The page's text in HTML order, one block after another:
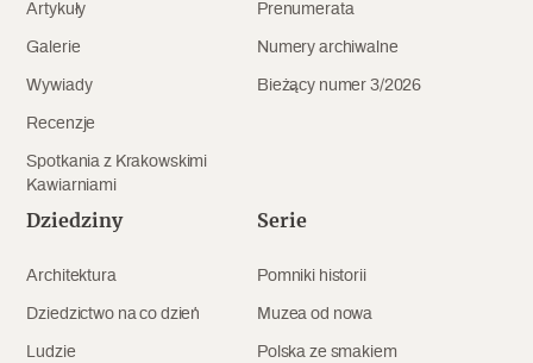
Artykuły
Galerie
Wywiady
Recenzje
Spotkania z Krakowskimi
Kawiarniami
Prenumerata
Numery archiwalne
Bieżący numer 3/2026
Dziedziny
Architektura
Dziedzictwo na co dzień
Ludzie
Serie
Pomniki historii
Muzea od nowa
Polska ze smakiem